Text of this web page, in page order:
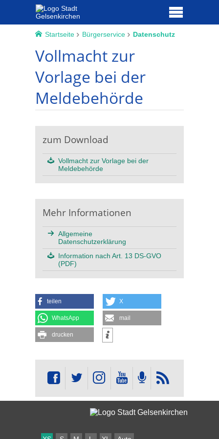
Startseite Bürgerservice Datenschutz
Vollmacht zur
Vorlage bei der
Meldebehörde
zum Download
Vollmacht zur Vorlage bei der
Meldebehörde
Mehr Informationen
Allgemeine
Datenschutzerklärung
Information nach Art. 13 DS-GVO
(PDF)
teilen X
WhatsApp mail
drucken